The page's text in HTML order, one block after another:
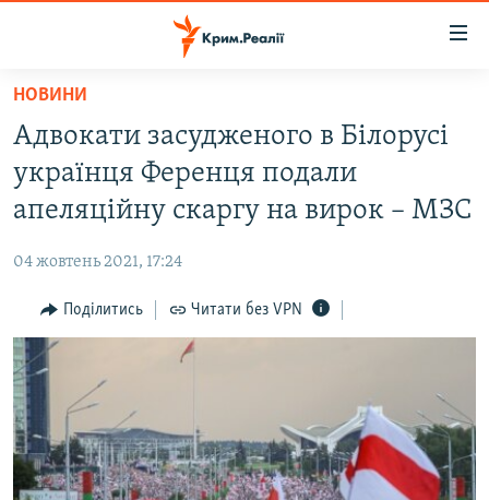
Перейти
основного
матеріалу
Перейти
до
основної
Перейти
до
пошуку
ВОДА.КРИМ
ВІДЕО ТА ФОТО
БЛОГИ
ПОГЛЯД
ІНТЕРВ'Ю
ВСЕ ЗА ДЕНЬ
СПЕЦПРОЕКТИ
ДЕПОРТАЦІЯ
ЯК ОБІЙТИ БЛОКУВАННЯ
НОВИНИ
Адвокати засудженого в Білорусі
українця Ференця подали
апеляційну скаргу на вирок – МЗС
04 жовтень 2021, 17:24
Поділитись Читати без VPN